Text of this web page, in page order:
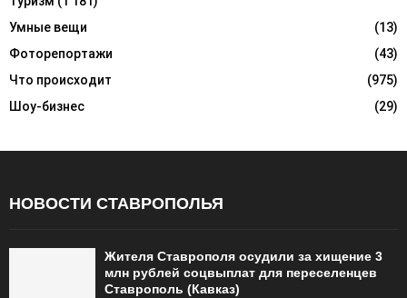
Умные вещи
(13)
Фоторепортажи
(43)
Что происходит
(975)
Шоу-бизнес
(29)
НОВОСТИ СТАВРОПОЛЬЯ
Жителя Ставрополя осудили за хищение 3
млн рублей соцвыплат для переселенцев
Ставрополь (Кавказ)